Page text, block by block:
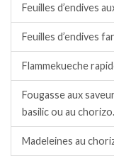
Feuilles d’endives
Feuilles d’endives
Flammekueche
Fougasse aux
basilic ou au chorizo.
Madeleines au